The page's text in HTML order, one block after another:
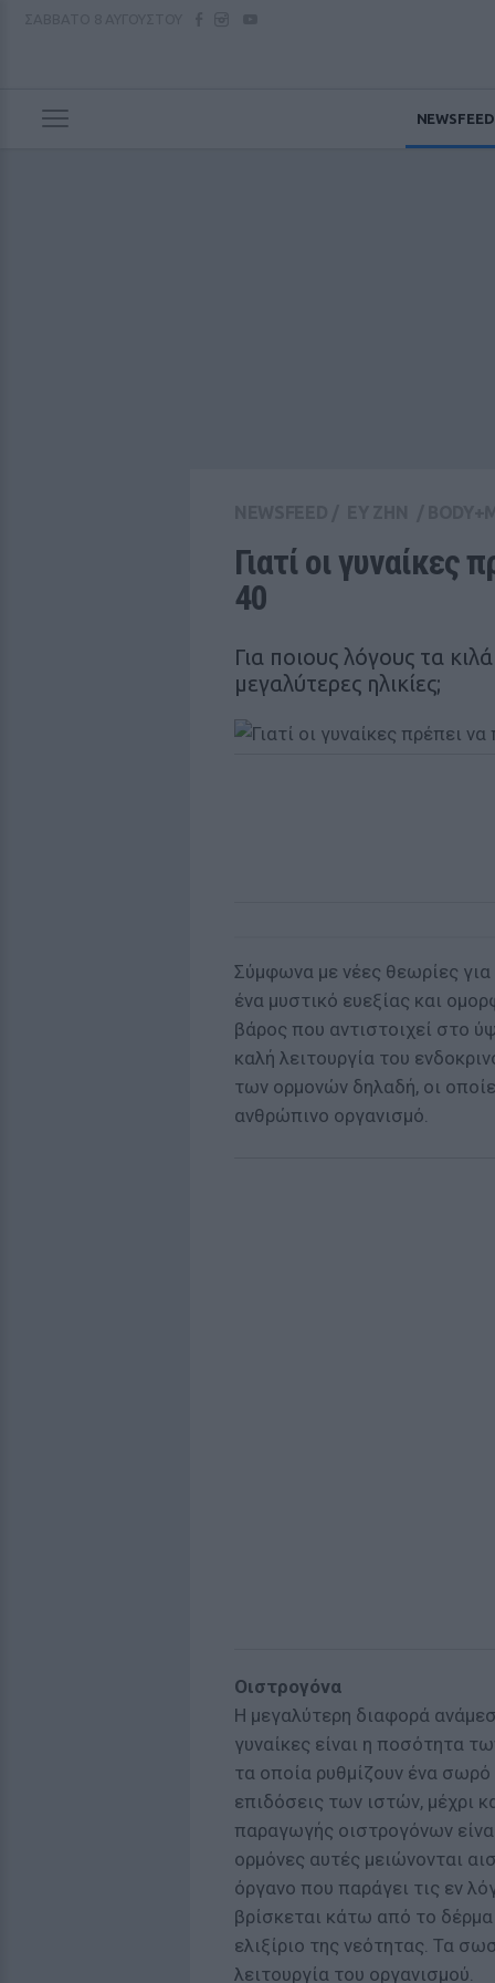
NEWSFEED
Γιατί οι γυναίκες
40
Για ποιους λόγους τα
μεγαλύτερες ηλικίες;
Σύμφωνα με νέες θεωρίες για
ένα μυστικό ευεξίας και
βάρος που αντιστοιχεί στο
καλή λειτουργία του
των ορμονών δηλαδή, οι
ανθρώπινο οργανισμό.
Οιστρογόνα
Η μεγαλύτερη διαφορά
γυναίκες είναι η ποσότητα
τα οποία ρυθμίζουν ένα
επιδόσεις των ιστών, μέχρι
παραγωγής οιστρογόνων
ορμόνες αυτές μειώνονται
όργανο που παράγει τις εν
βρίσκεται κάτω από το
ελιξίριο της νεότητας. Τα
λειτουργία του οργανισμού.